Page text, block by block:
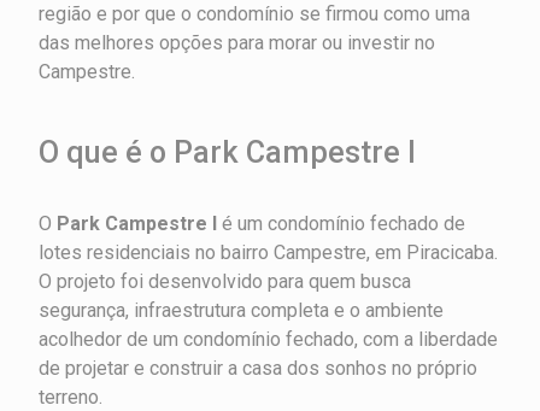
região e por que o condomínio se firmou como uma
das melhores opções para morar ou investir no
Campestre.
O que é o Park Campestre I
O Park Campestre I é um condomínio fechado de
lotes residenciais no bairro Campestre, em Piracicaba.
O projeto foi desenvolvido para quem busca
segurança, infraestrutura completa e o ambiente
acolhedor de um condomínio fechado, com a liberdade
de projetar e construir a casa dos sonhos no próprio
terreno.